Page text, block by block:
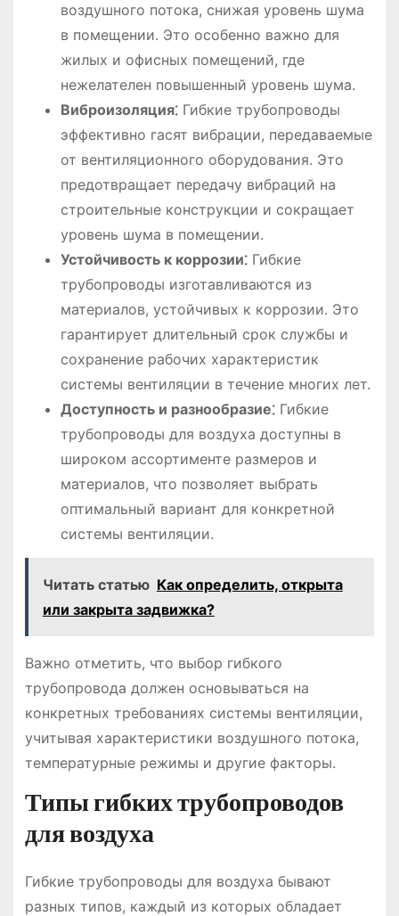
воздушного потока, снижая уровень шума
в помещении. Это особенно важно для
жилых и офисных помещений, где
нежелателен повышенный уровень шума.
Виброизоляция⁚Гибкие трубопроводы
эффективно гасят вибрации, передаваемые
от вентиляционного оборудования. Это
предотвращает передачу вибраций на
строительные конструкции и сокращает
уровень шума в помещении.
Устойчивость к коррозии⁚Гибкие
трубопроводы изготавливаются из
материалов, устойчивых к коррозии. Это
гарантирует длительный срок службы и
сохранение рабочих характеристик
системы вентиляции в течение многих лет.
Доступность и разнообразие⁚Гибкие
трубопроводы для воздуха доступны в
широком ассортименте размеров и
материалов, что позволяет выбрать
оптимальный вариант для конкретной
системы вентиляции.
Читать статью Как определить, открыта
или закрыта задвижка?
Важно отметить, что выбор гибкого
трубопровода должен основываться на
конкретных требованиях системы вентиляции,
учитывая характеристики воздушного потока,
температурные режимы и другие факторы.
Типы гибких трубопроводов
для воздуха
Гибкие трубопроводы для воздуха бывают
разных типов, каждый из которых обладает